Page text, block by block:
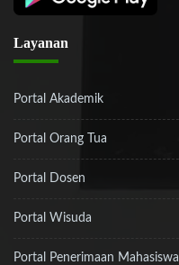
Layanan
Portal Akademik
Portal Orang Tua
Portal Dosen
Portal Wisuda
Portal Penerimaan Mahasiswa